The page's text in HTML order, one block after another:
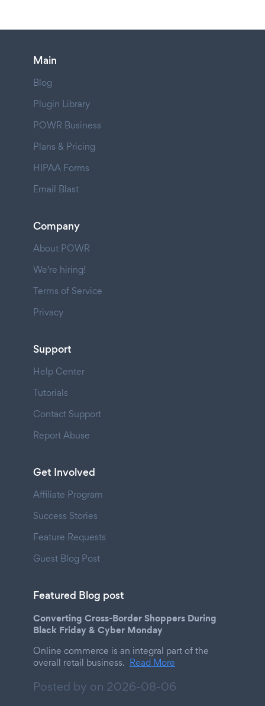
Main
Blog
Plugin Library
POWR Business
Plans & Pricing
HIPAA Forms
Email Blast
Company
About POWR
We're hiring!
Terms of Service
Privacy
Support
Help Center
Tutorials
Contact Support
Report Abuse
Get Involved
Affiliate Program
Success Stories
Feature Requests
Guest Blog Post
Featured Blog post
Converting Cross-Border Shoppers During
Black Friday & Cyber Monday
Online commerce is an integral part of the
overall retail business. Read More
Posted by on 2026-08-06